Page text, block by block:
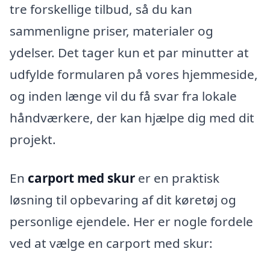
tre forskellige tilbud, så du kan
sammenligne priser, materialer og
ydelser. Det tager kun et par minutter at
udfylde formularen på vores hjemmeside,
og inden længe vil du få svar fra lokale
håndværkere, der kan hjælpe dig med dit
projekt.
En carport med skur er en praktisk
løsning til opbevaring af dit køretøj og
personlige ejendele. Her er nogle fordele
ved at vælge en carport med skur: